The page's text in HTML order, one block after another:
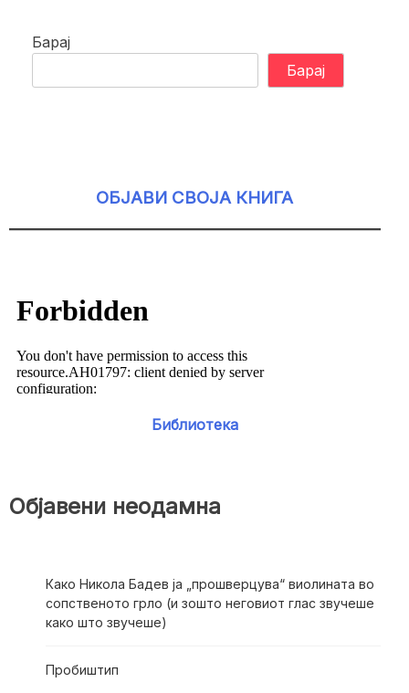
Барај
Барај
ОБЈАВИ СВОЈА КНИГА
Библиотека
Објавени неодамна
Како Никола Бадев ја „прошверцува“ виолината во
сопственото грло (и зошто неговиот глас звучеше
како што звучеше)
Пробиштип